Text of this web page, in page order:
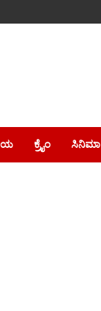
ಕ್ರೈಂ ಸಿನಿಮಾ